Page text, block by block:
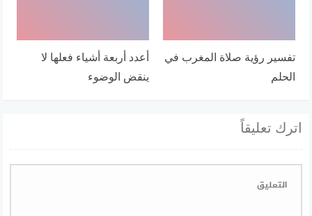
تفسير رؤية صلاة المغرب في
الحلم
أعدد أربعة أشياء فعلها لا
ينقض الوضوء
اترك تعليقاً